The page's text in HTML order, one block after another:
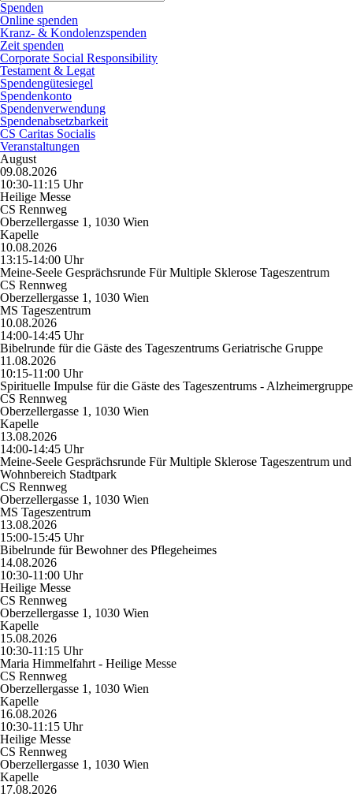
Spenden
Online spenden
Kranz- & Kondolenzspenden
Zeit spenden
Corporate Social Responsibility
Testament & Legat
Spendengütesiegel
Spendenkonto
Spendenverwendung
Spendenabsetzbarkeit
CS Caritas Socialis
Veranstaltungen
August
09.08.2026
10:30-11:15 Uhr
Heilige Messe
CS Rennweg
Oberzellergasse 1, 1030 Wien
Kapelle
10.08.2026
13:15-14:00 Uhr
Meine-Seele Gesprächsrunde Für Multiple Sklerose Tageszentrum
CS Rennweg
Oberzellergasse 1, 1030 Wien
MS Tageszentrum
10.08.2026
14:00-14:45 Uhr
Bibelrunde für die Gäste des Tageszentrums Geriatrische Gruppe
11.08.2026
10:15-11:00 Uhr
Spirituelle Impulse für die Gäste des Tageszentrums - Alzheimergruppe
CS Rennweg
Oberzellergasse 1, 1030 Wien
Kapelle
13.08.2026
14:00-14:45 Uhr
Meine-Seele Gesprächsrunde Für Multiple Sklerose Tageszentrum und
Wohnbereich Stadtpark
CS Rennweg
Oberzellergasse 1, 1030 Wien
MS Tageszentrum
13.08.2026
15:00-15:45 Uhr
Bibelrunde für Bewohner des Pflegeheimes
14.08.2026
10:30-11:00 Uhr
Heilige Messe
CS Rennweg
Oberzellergasse 1, 1030 Wien
Kapelle
15.08.2026
10:30-11:15 Uhr
Maria Himmelfahrt - Heilige Messe
CS Rennweg
Oberzellergasse 1, 1030 Wien
Kapelle
16.08.2026
10:30-11:15 Uhr
Heilige Messe
CS Rennweg
Oberzellergasse 1, 1030 Wien
Kapelle
17.08.2026